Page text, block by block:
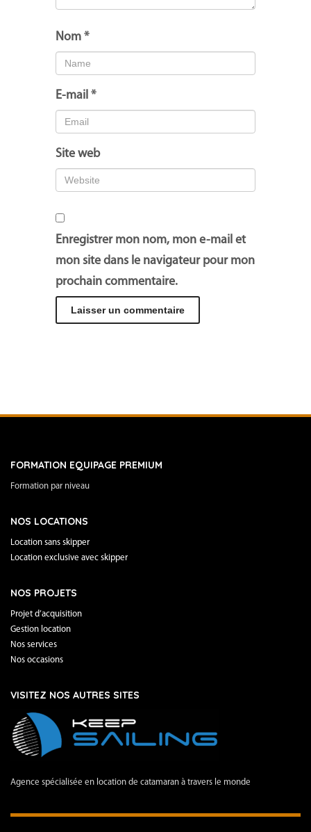
Nom *
E-mail *
Site web
Enregistrer mon nom, mon e-mail et
mon site dans le navigateur pour mon
prochain commentaire.
FORMATION EQUIPAGE PREMIUM
Formation par niveau
NOS LOCATIONS
Location sans skipper
Location exclusive avec skipper
NOS PROJETS
Projet d’acquisition
Gestion location
Nos services
Nos occasions
VISITEZ NOS AUTRES SITES
Agence spécialisée en location de catamaran à travers le monde